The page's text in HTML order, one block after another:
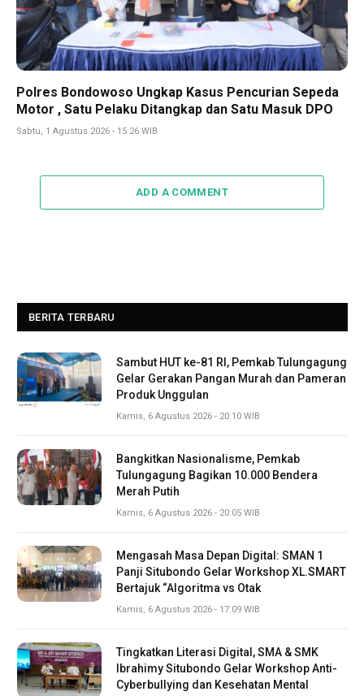
Polres Bondowoso Ungkap Kasus Pencurian Sepeda
Motor , Satu Pelaku Ditangkap dan Satu Masuk DPO
Sabtu, 1 Agustus 2026 - 15:26 WIB
ADD A COMMENT
BERITA TERBARU
Sambut HUT ke-81 RI, Pemkab Tulungagung
Gelar Gerakan Pangan Murah dan Pameran
Produk Unggulan
Kamis, 6 Agustus 2026 - 20:10 WIB
Bangkitkan Nasionalisme, Pemkab
Tulungagung Bagikan 10.000 Bendera
Merah Putih
Kamis, 6 Agustus 2026 - 20:05 WIB
Mengasah Masa Depan Digital: SMAN 1
Panji Situbondo Gelar Workshop XL.SMART
Bertajuk “Algoritma vs Otak
Kamis, 6 Agustus 2026 - 17:09 WIB
Tingkatkan Literasi Digital, SMA & SMK
Ibrahimy Situbondo Gelar Workshop Anti-
Cyberbullying dan Kesehatan Mental